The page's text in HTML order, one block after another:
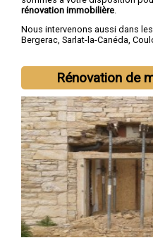
rénovation immobilière
Nous intervenons aussi dans
Bergerac, Sarlat-la-Canéda,
Rénovation de